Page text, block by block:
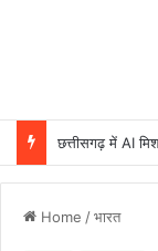
छत्तीसगढ़ में AI
Home /भारत